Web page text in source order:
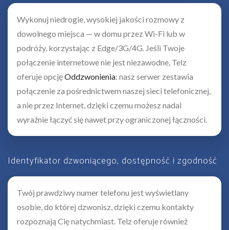
Wykonuj niedrogie, wysokiej jakości rozmowy z
dowolnego miejsca — w domu przez Wi-Fi lub w
podróży, korzystając z Edge/3G/4G. Jeśli Twoje
połączenie internetowe nie jest niezawodne, Telz
oferuje opcjęOddzwonienia: nasz serwer zestawia
połączenie za pośrednictwem naszej sieci telefonicznej,
a nie przez Internet, dzięki czemu możesz nadal
wyraźnie łączyć się nawet przy ograniczonej łączności.
Identyfikator dzwoniącego, dostępność i zgodność
Twój prawdziwy numer telefonu jest wyświetlany
osobie, do której dzwonisz, dzięki czemu kontakty
rozpoznają Cię natychmiast. Telz oferuje również